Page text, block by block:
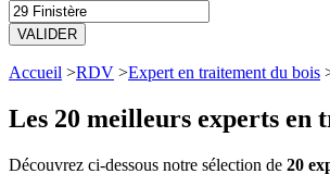
VALIDER
Accueil >RDV >Expert en traitement du bois
Les 20 meilleurs experts en
Découvrez ci-dessous notre sélection de 20